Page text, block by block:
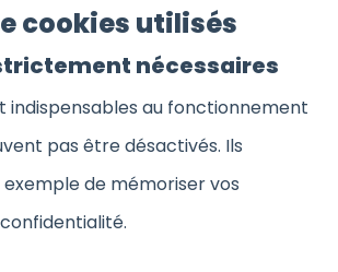
cookies utilisés
nécessaires
indispensables au fonctionnement
pas être désactivés. Ils
de mémoriser vos